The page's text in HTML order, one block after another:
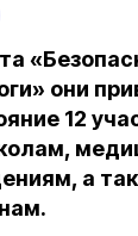
они
12
а